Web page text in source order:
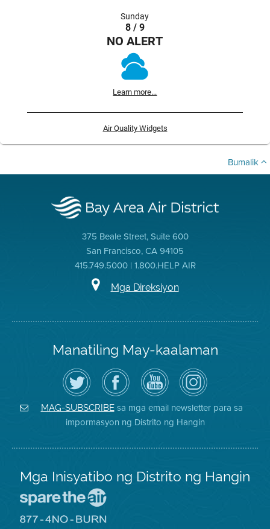
Sunday
8 / 9
NO ALERT
Learn more...
Air Quality Widgets
Bumalik
375 Beale Street, Suite 600
San Francisco, CA 94105
415.749.5000 | 1.800.HELP AIR
Mga Direksiyon
Manatiling May-kaalaman
I-
follow
ang
Air
District
sa
Twitter
Bisitahin
ang
Page
sa
Facebook
ng
Distrito
Channel
sa
YouTube
ng
Air
District
Air
District
on
Instagram
MAG-SUBSCRIBEsa mga email newsletter para sa
impormasyon ng Distrito ng Hangin
Mga Inisyatibo ng Distrito ng Hangin